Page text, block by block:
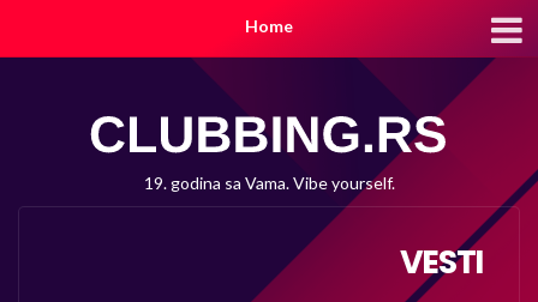
Home
19. godina sa Vama. Vibe yourself.
VESTI